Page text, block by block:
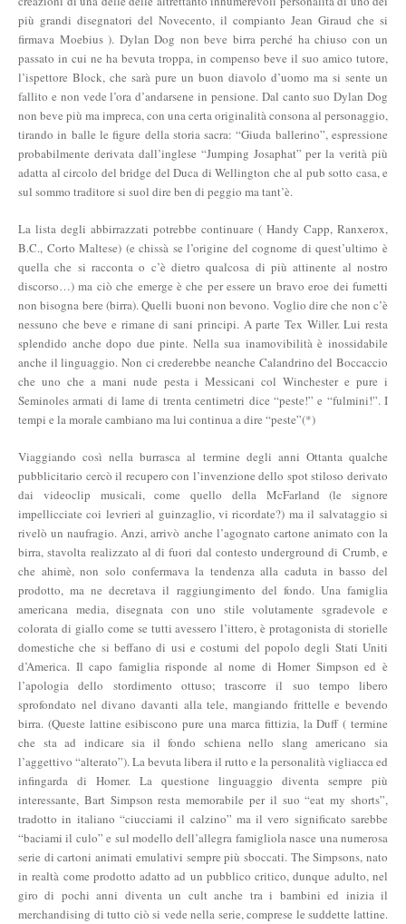
più grandi disegnatori del Novecento, il compianto Jean Giraud che si
firmava Moebius ). Dylan Dog non beve birra perché ha chiuso con un
passato in cui ne ha bevuta troppa, in compenso beve il suo amico tutore,
l’ispettore Block, che sarà pure un buon diavolo d’uomo ma si sente un
fallito e non vede l’ora d’andarsene in pensione. Dal canto suo Dylan Dog
non beve più ma impreca, con una certa originalità consona al personaggio,
tirando in balle le figure della storia sacra: “Giuda ballerino”, espressione
probabilmente derivata dall’inglese “Jumping Josaphat” per la verità più
adatta al circolo del bridge del Duca di Wellington che al pub sotto casa, e
sul sommo traditore si suol dire ben di peggio ma tant’è.
La lista degli abbirrazzati potrebbe continuare ( Handy Capp, Ranxerox,
B.C., Corto Maltese) (e chissà se l’origine del cognome di quest’ultimo è
quella che si racconta o c’è dietro qualcosa di più attinente al nostro
discorso…) ma ciò che emerge è che per essere un bravo eroe dei fumetti
non bisogna bere (birra). Quelli buoni non bevono. Voglio dire che non c’è
nessuno che beve e rimane di sani principi. A parte Tex Willer. Lui resta
splendido anche dopo due pinte. Nella sua inamovibilità è inossidabile
anche il linguaggio. Non ci crederebbe neanche Calandrino del Boccaccio
che uno che a mani nude pesta i Messicani col Winchester e pure i
Seminoles armati di lame di trenta centimetri dice “peste!” e “fulmini!”. I
tempi e la morale cambiano ma lui continua a dire “peste”(*)
Viaggiando così nella burrasca al termine degli anni Ottanta qualche
pubblicitario cercò il recupero con l’invenzione dello spot stiloso derivato
dai videoclip musicali, come quello della McFarland (le signore
impellicciate coi levrieri al guinzaglio, vi ricordate?) ma il salvataggio si
rivelò un naufragio. Anzi, arrivò anche l’agognato cartone animato con la
birra, stavolta realizzato al di fuori dal contesto underground di Crumb, e
che ahimè, non solo confermava la tendenza alla caduta in basso del
prodotto, ma ne decretava il raggiungimento del fondo. Una famiglia
americana media, disegnata con uno stile volutamente sgradevole e
colorata di giallo come se tutti avessero l’ittero, è protagonista di storielle
domestiche che si beffano di usi e costumi del popolo degli Stati Uniti
d’America. Il capo famiglia risponde al nome di Homer Simpson ed è
l’apologia dello stordimento ottuso; trascorre il suo tempo libero
sprofondato nel divano davanti alla tele, mangiando frittelle e bevendo
birra. (Queste lattine esibiscono pure una marca fittizia, la Duff ( termine
che sta ad indicare sia il fondo schiena nello slang americano sia
l’aggettivo “alterato”). La bevuta libera il rutto e la personalità vigliacca ed
infingarda di Homer. La questione linguaggio diventa sempre più
interessante, Bart Simpson resta memorabile per il suo “eat my shorts”,
tradotto in italiano “ciucciami il calzino” ma il vero significato sarebbe
“baciami il culo” e sul modello dell’allegra famigliola nasce una numerosa
serie di cartoni animati emulativi sempre più sboccati. The Simpsons, nato
in realtà come prodotto adatto ad un pubblico critico, dunque adulto, nel
giro di pochi anni diventa un cult anche tra i bambini ed inizia il
merchandising di tutto ciò si vede nella serie, comprese le suddette lattine.